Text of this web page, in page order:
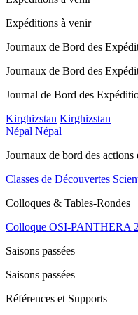
Expéditions à venir
Journaux de Bord des
Journaux de Bord des
Journal de Bord des
Kirghizstan Kirghizstan
Népal Népal
Journaux de bord des actions
Classes de Découvertes
Colloques & Tables-Rondes
Colloque OSI-PANTHERA
Saisons passées
Saisons passées
Références et Supports